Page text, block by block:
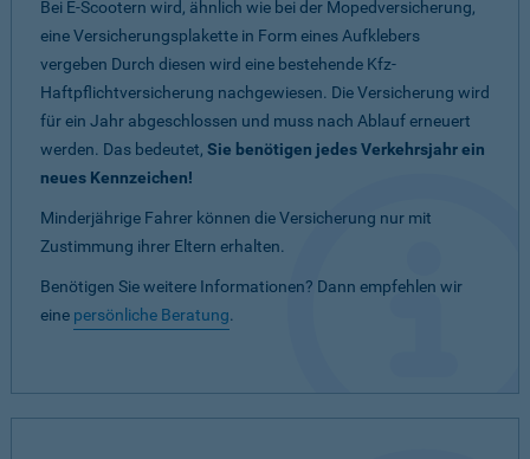
Bei E-Scootern wird, ähnlich wie bei der Mopedversicherung,
eine Versicherungsplakette in Form eines Aufklebers
vergeben Durch diesen wird eine bestehende Kfz-
Haftpflichtversicherung nachgewiesen. Die Versicherung wird
für ein Jahr abgeschlossen und muss nach Ablauf erneuert
werden. Das bedeutet, Sie benötigen jedes Verkehrsjahr ein
neues Kennzeichen!
Minderjährige Fahrer können die Versicherung nur mit
Zustimmung ihrer Eltern erhalten.
Benötigen Sie weitere Informationen? Dann empfehlen wir
eine persönliche Beratung.